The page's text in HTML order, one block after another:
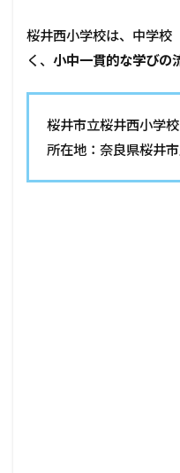
桜井西小学校は、中学校
く、 小中一貫的な学びの
桜井市立桜井西小学校
所在地：奈良県桜井